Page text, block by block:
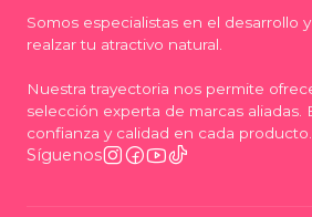
Somos especialistas en el desarrollo
realzar tu atractivo natural.
Nuestra trayectoria nos permite
selección experta de marcas aliadas.
confianza y calidad en cada producto.
Síguenos